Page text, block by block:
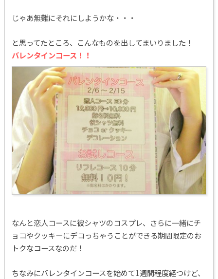
じゃあ無難にそれにしようかな・・・
と思ってたところ、こんなものを出してまいりました！
バレンタインコース！！
なんと恋人コースに彼シャツのコスプレ、さらに一緒にチ
ョコやクッキーにデコっちゃうことができる期間限定のお
トクなコースなのだ！
ちなみにバレンタインコースを始めて1週間程度経つけど、